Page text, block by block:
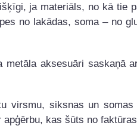
ja materiāls, no kā tie
no lakādas, soma – no
aksesuāri saskaņā
virsmu, siksnas un
kas šūts no